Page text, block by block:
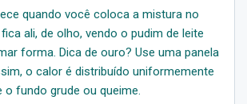
quando você coloca a mistura no
ali, de olho, vendo o pudim de leite
forma. Dica de ouro? Use uma panela
o calor é distribuído uniformemente
o fundo grude ou queime.